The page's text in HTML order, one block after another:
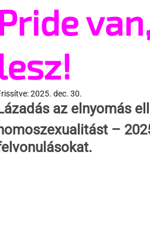
Pride
2025. dec. 30.
Lázadás az elnyomás
–